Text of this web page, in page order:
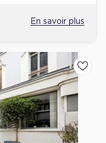
En savoir plus